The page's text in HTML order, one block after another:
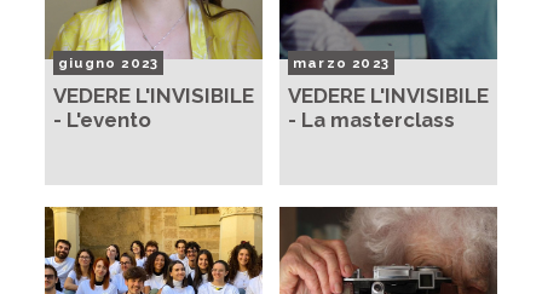
giugno 2023
VEDERE L'INVISIBILE
- L'evento
marzo 2023
VEDERE L'INVISIBILE
- La masterclass